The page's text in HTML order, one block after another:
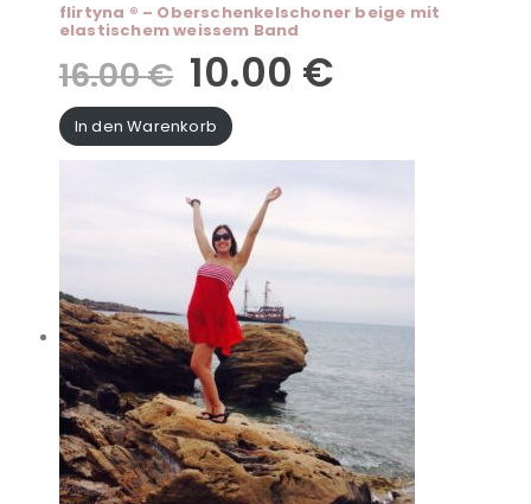
flirtyna ® – Oberschenkelschoner beige mit
elastischem weissem Band
16.00€ 10.00 €
In den Warenkorb